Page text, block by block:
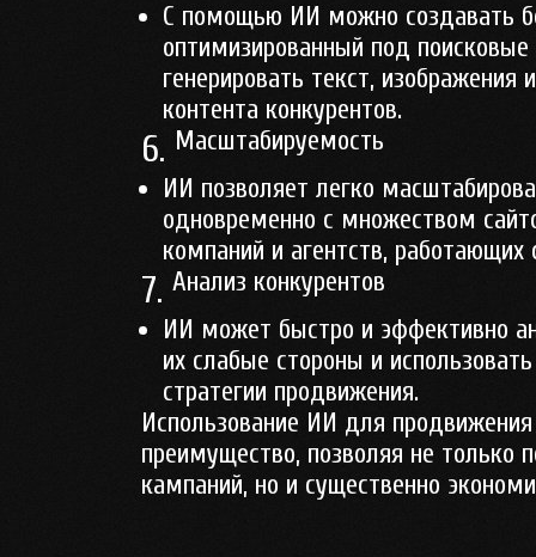
С помощью ИИ можно создавать
оптимизированный под
генерировать текст,
контента конкурентов.
6. Масштабируемость
ИИ позволяет легко
одновременно с множеством
компаний и агентств,
7. Анализ конкурентов
ИИ может быстро и эффективно
их слабые стороны и
стратегии продвижения.
Использование ИИ для
преимущество, позволяя не только
кампаний, но и существенно